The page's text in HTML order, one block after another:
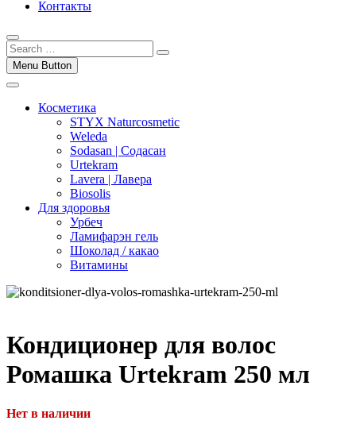
Контакты
Menu Button
Косметика
STYX Naturcosmetic
Weleda
Sodasan | Содасан
Urtekram
Lavera | Лавера
Biosolis
Для здоровья
Урбеч
Ламифарэн гель
Шоколад / какао
Витамины
Кондиционер для волос
Ромашка Urtekram 250 мл
Нет в наличии